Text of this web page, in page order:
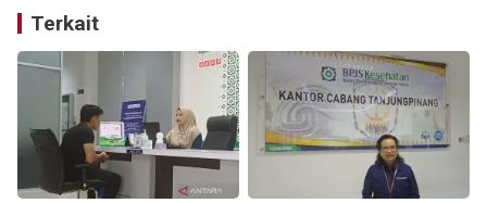
Terkait